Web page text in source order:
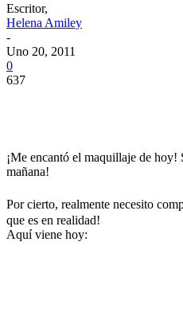
Escritor,
Helena Amiley
-
Uno 20, 2011
0
637
¡Me encantó el maquillaje de
mañana!
Por cierto, realmente necesito
que es en realidad!
Aquí viene hoy: